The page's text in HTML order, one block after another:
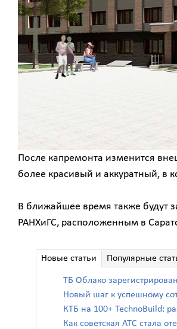
После капремонта изменится
более красивый и аккуратный, в
В ближайшее время также будут
РАНХиГС, расположенным в
Новые статьи Популярные
ТБ Облако
Новый шаг к успешному
КТБ на 100+ TechnoBuild:
Как советская АТС стала